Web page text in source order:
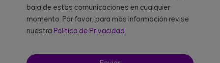
baja de estas comunicaciones en cualquier
momento. Por favor, para más información revise
nuestra Política de Privacidad.